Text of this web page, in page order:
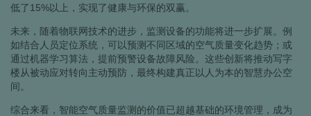
低了15%以上，实现了健康与环保的双赢。
未来，随着物联网技术的进步，监测设备的功能将进一步扩展。例
如结合人员定位系统，可以预测不同区域的空气质量变化趋势；或
通过机器学习算法，提前预警设备故障风险。这些创新将推动写字
楼从被动应对转向主动预防，最终构建真正以人为本的智慧办公空
间。
综合来看，智能空气质量监测的价值已超越基础的环境管理，成为